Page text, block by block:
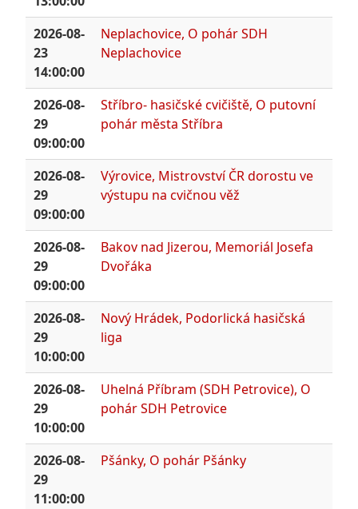
2026-08-
23
14:00:00
Neplachovice, O pohár SDH
Neplachovice
2026-08-
29
09:00:00
Stříbro- hasičské cvičiště, O putovní
pohár města Stříbra
2026-08-
29
09:00:00
Výrovice, Mistrovství ČR dorostu ve
výstupu na cvičnou věž
2026-08-
29
09:00:00
Bakov nad Jizerou, Memoriál Josefa
Dvořáka
2026-08-
29
10:00:00
Nový Hrádek, Podorlická hasičská
liga
2026-08-
29
10:00:00
Uhelná Příbram (SDH Petrovice), O
pohár SDH Petrovice
2026-08-
29
11:00:00
Pšánky, O pohár Pšánky